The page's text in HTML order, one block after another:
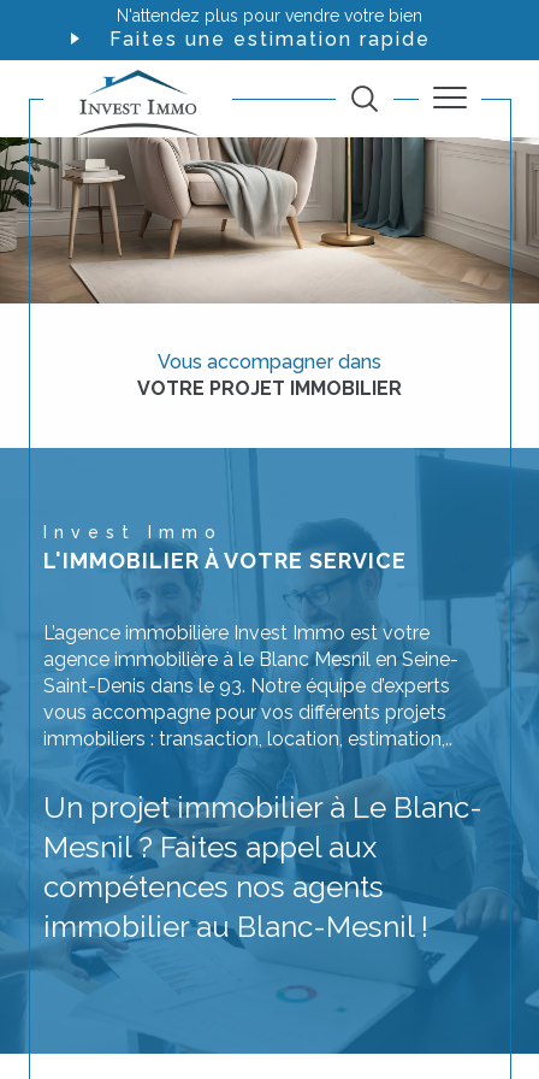
N'attendez plus pour vendre votre bien
Faites une estimation rapide
Vous accompagner dans
VOTRE PROJET IMMOBILIER
Invest Immo
L'IMMOBILIER À VOTRE SERVICE
L’agence immobilière Invest Immo est votre
agence immobilière à le Blanc Mesnil en Seine-
Saint-Denis dans le 93. Notre équipe d’experts
vous accompagne pour vos différents projets
immobiliers : transaction, location, estimation,..
Un projet immobilier à Le Blanc-
Mesnil ? Faites appel aux
compétences nos agents
immobilier au Blanc-Mesnil !
Achetez votre prochain bien immobilier sans